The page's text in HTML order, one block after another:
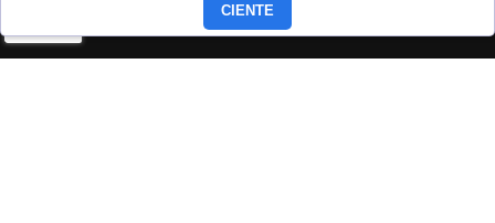
(11)99350-0439
CIENTE